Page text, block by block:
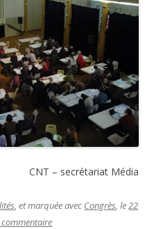
CNT – secrétariat Média
, et marquée avec Congrès, le22